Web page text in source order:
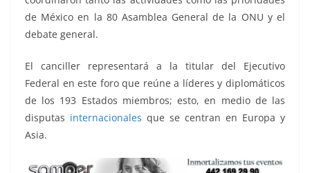
de México en la 80 Asamblea General de la ONU y el
debate general.
El canciller representará a la titular del Ejecutivo
Federal en este foro que reúne a líderes y diplomáticos
de los 193 Estados miembros; esto, en medio de las
disputas internacionales que se centran en Europa y
Asia.